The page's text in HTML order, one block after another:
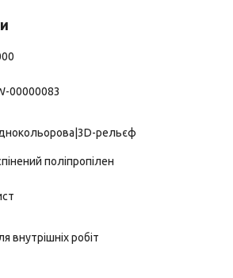
00000083
рельєф
поліпропілен
внутрішніх робіт